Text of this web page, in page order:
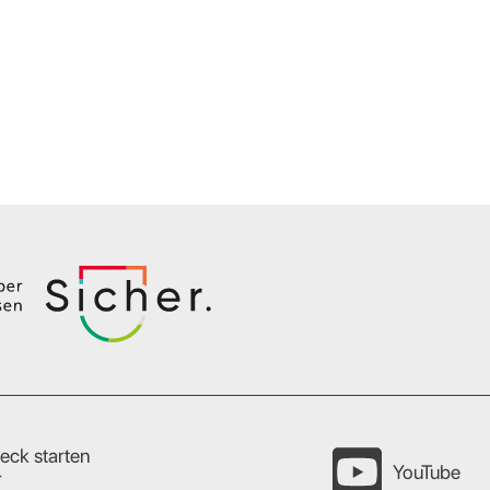
starten
YouTube